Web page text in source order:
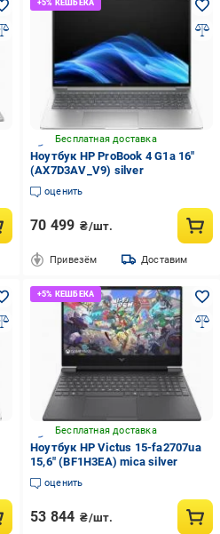
Бесплатная доставка
Ноутбук HP ProBook 4 G1a 16"
(AX7D3AV_V9) silver
оценить
70 499 ₴/шт.
Привезём Доставим
Бесплатная доставка
Ноутбук HP Victus 15-fa2707ua
15,6" (BF1H3EA) mica silver
оценить
53 844 ₴/шт.